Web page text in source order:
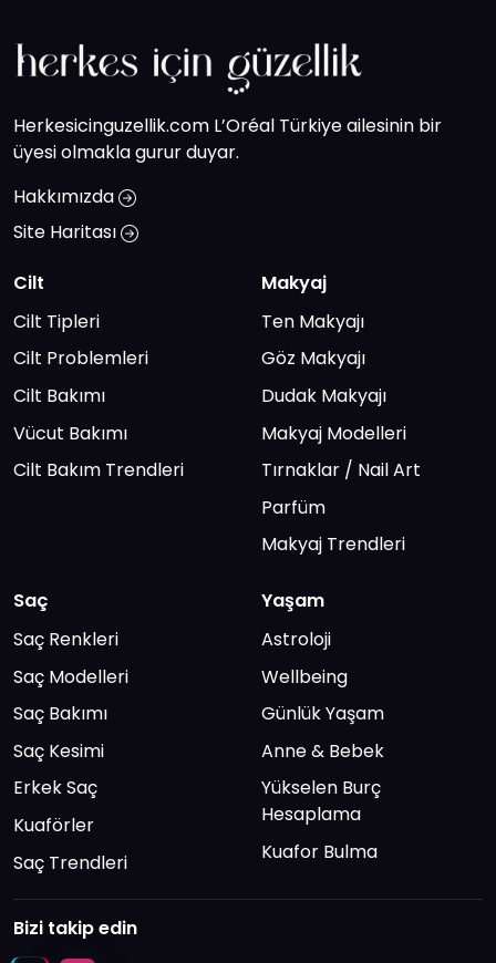
Herkesicinguzellik.com L’Oréal Türkiye ailesinin bir
üyesi olmakla gurur duyar.
Hakkımızda
Site Haritası
Cilt
Cilt Tipleri
Cilt Problemleri
Cilt Bakımı
Vücut Bakımı
Cilt Bakım Trendleri
Makyaj
Ten Makyajı
Göz Makyajı
Dudak Makyajı
Makyaj Modelleri
Tırnaklar / Nail Art
Parfüm
Makyaj Trendleri
Saç
Saç Renkleri
Saç Modelleri
Saç Bakımı
Saç Kesimi
Erkek Saç
Kuaförler
Saç Trendleri
Yaşam
Astroloji
Wellbeing
Günlük Yaşam
Anne & Bebek
Yükselen Burç
Hesaplama
Kuafor Bulma
Bizi takip edin